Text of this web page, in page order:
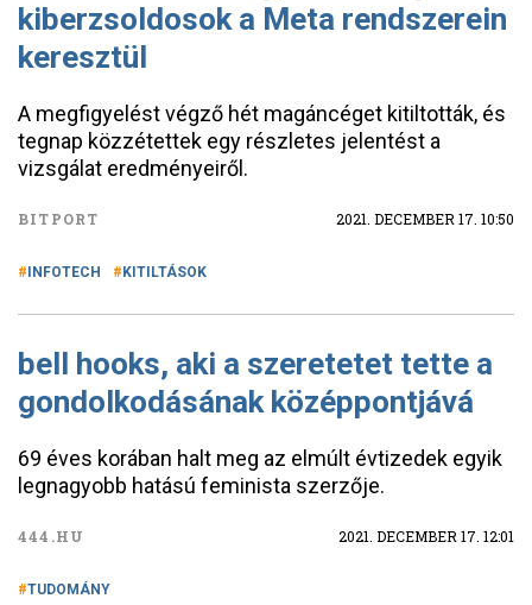
kiberzsoldosok a Meta rendszerein
keresztül
A megfigyelést végző hét magáncéget kitiltották, és
tegnap közzétettek egy részletes jelentést a
vizsgálat eredményeiről.
BITPORT 2021. DECEMBER 17. 10:50
INFOTECH KITILTÁSOK
bell hooks, aki a szeretetet tette a
gondolkodásának középpontjává
69 éves korában halt meg az elmúlt évtizedek egyik
legnagyobb hatású feminista szerzője.
444.HU 2021. DECEMBER 17. 12:01
TUDOMÁNY